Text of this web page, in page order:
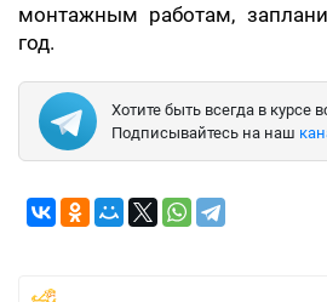
монтажным работам,
год.
Хотите быть всегда в курсе
Подписывайтесь на наш